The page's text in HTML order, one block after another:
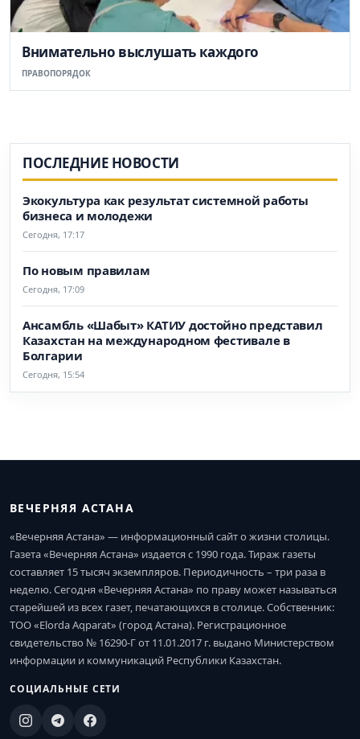
Внимательно выслушать каждого
ПРАВОПОРЯДОК
ПОСЛЕДНИЕ НОВОСТИ
Экокультура как результат системной работы
бизнеса и молодежи
Сегодня, 17:17
По новым правилам
Сегодня, 17:09
Ансамбль «Шабыт» КАТИУ достойно представил
Казахстан на международном фестивале в
Болгарии
Сегодня, 15:54
ВЕЧЕРНЯЯ АСТАНА
«Вечерняя Астана» — информационный сайт о жизни столицы.
Газета «Вечерняя Астана» издается с 1990 года. Тираж газеты
составляет 15 тысяч экземпляров. Периодичность – три раза в
неделю. Сегодня «Вечерняя Астана» по праву может называться
старейшей из всех газет, печатающихся в столице. Собственник:
ТОО «Elorda Aqparat» (город Астана). Регистрационное
свидетельство № 16290-Г от 11.01.2017 г. выдано Министерством
информации и коммуникаций Республики Казахстан.
СОЦИАЛЬНЫЕ СЕТИ